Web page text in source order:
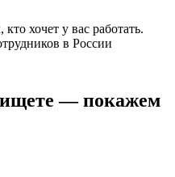
хочет у вас работать.
в России
ищете — покажем